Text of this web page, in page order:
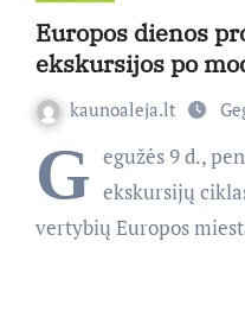
Europos dienos
ekskursijos po
kaunoaleja.lt
G egužės 9 d.,
ekskursijų
vertybių Europos